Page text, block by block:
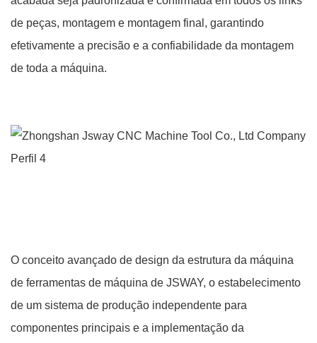
de peças, montagem e montagem final, garantindo
efetivamente a precisão e a confiabilidade da montagem
de toda a máquina.
O conceito avançado de design da estrutura da máquina
de ferramentas de máquina de JSWAY, o estabelecimento
de um sistema de produção independente para
componentes principais e a implementação da